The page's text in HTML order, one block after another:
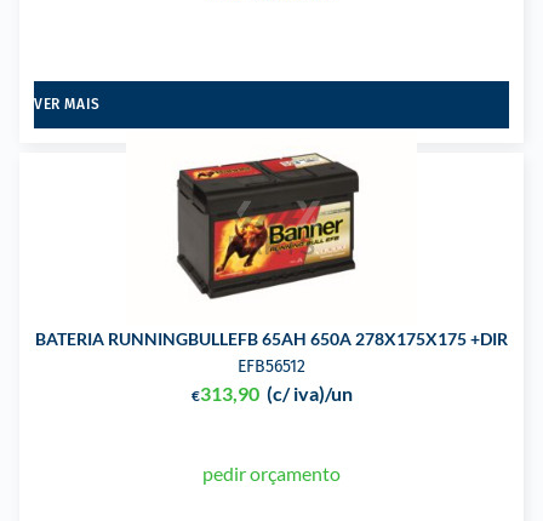
VER MAIS
BATERIA RUNNINGBULLEFB 65AH 650A 278X175X175 +DIR
EFB56512
€313,90 (c/ iva)/un
pedir orçamento